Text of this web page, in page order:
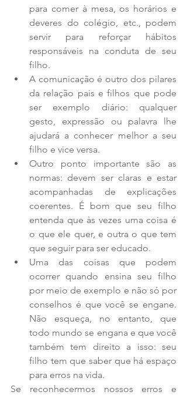
para comer à mesa, os horários e
deveres do colégio, etc., podem
servir para reforçar hábitos
responsáveis na conduta de seu
filho.
A comunicação é outro dos pilares
da relação pais e filhos que pode
ser exemplo diário: qualquer
gesto, expressão ou palavra lhe
ajudará a conhecer melhor a seu
filho e vice versa.
Outro ponto importante são as
normas: devem ser claras e estar
acompanhadas de explicações
coerentes. É bom que seu filho
entenda que às vezes uma coisa é
o que ele quer, e outra o que tem
que seguir para ser educado.
Uma das coisas que podem
ocorrer quando ensina seu filho
por meio de exemplo e não só por
conselhos é que você se engane.
Não esqueça, no entanto, que
todo mundo se engana e que você
também tem direito a isso: seu
filho tem que saber que há espaço
para erros na vida.
Se reconhecermos nossos erros e